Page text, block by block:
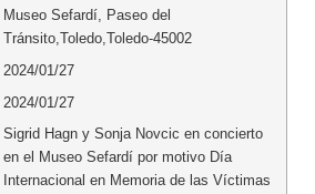
Museo Sefardí, Paseo del
Tránsito,Toledo,Toledo-45002
2024/01/27
2024/01/27
Sigrid Hagn y Sonja Novcic en concierto
en el Museo Sefardí por motivo Día
Internacional en Memoria de las Víctimas